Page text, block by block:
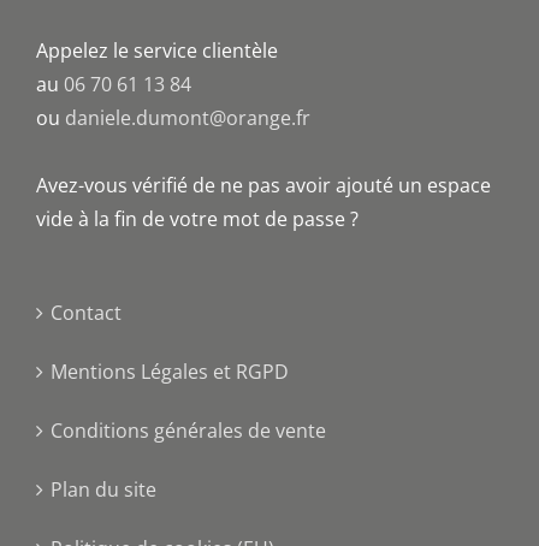
Appelez le service clientèle
au 06 70 61 13 84
ou daniele.dumont@orange.fr
Avez-vous vérifié de ne pas avoir ajouté un espace
vide à la fin de votre mot de passe ?
Contact
Mentions Légales et RGPD
Conditions générales de vente
Plan du site